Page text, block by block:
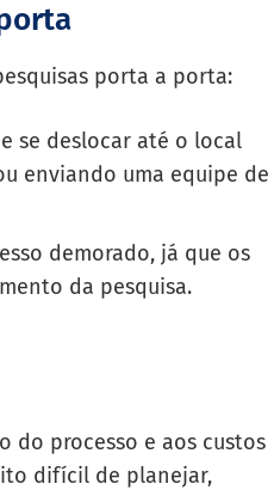
porta a porta:
se deslocar até o local
enviando uma equipe de
demorado, já que os
da pesquisa.
do processo e aos custos
difícil de planejar,